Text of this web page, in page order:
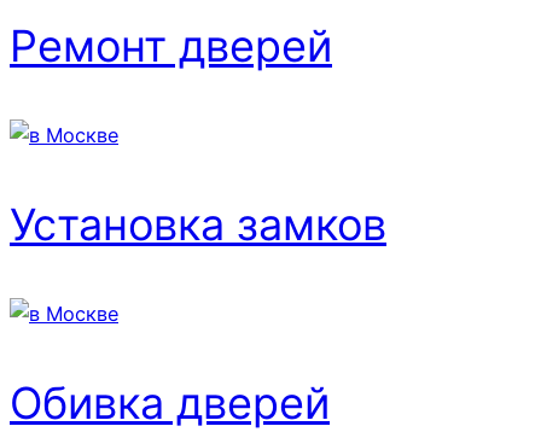
Ремонт дверей
Установка замков
Обивка дверей